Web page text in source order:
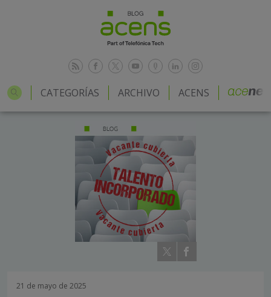
CATEGORÍAS ARCHIVO ACENS
21 de mayo de 2025